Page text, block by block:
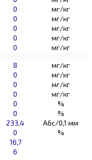
0
мг/кг
0
мг/кг
0
мг/кг
0
мг/кг
0 мг/кг
8
мг/кг
0
мг/кг
0
мг/кг
0
мг/кг
0
%
0
%
233,4
Абс/0,1 мм
0
%
16,7
6